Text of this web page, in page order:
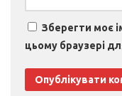
Зберегти моє
цьому браузері